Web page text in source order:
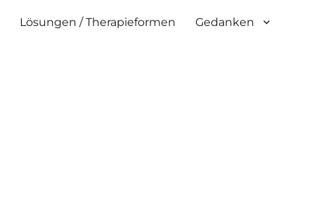
Lösungen / Therapieformen Gedanken